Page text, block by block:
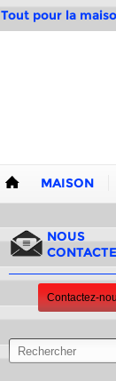
Tout pour la
MAISON
NOUS
Contactez-